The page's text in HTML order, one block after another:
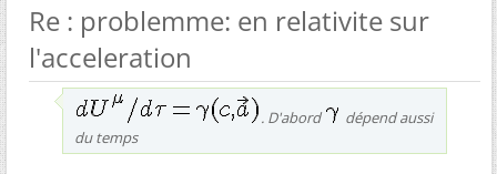
Re : problemme: en relativite sur
l'acceleration
. D'abord
dépend aussi
du temps